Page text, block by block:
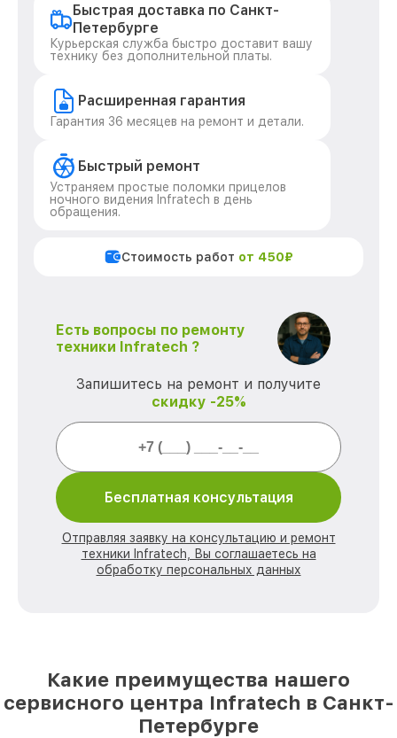
Быстрая доставка по Санкт-
Петербурге
Курьерская служба быстро доставит вашу
технику без дополнительной платы.
Расширенная гарантия
Гарантия 36 месяцев на ремонт и детали.
Быстрый ремонт
Устраняем простые поломки прицелов
ночного видения Infratech в день
обращения.
Стоимость работ от 450₽
Есть вопросы по ремонту
техники Infratech ?
Запишитесь на ремонт и получите
скидку -25%
Бесплатная консультация
Отправляя заявку на консультацию и ремонт
техники Infratech, Вы соглашаетесь на
обработку персональных данных
Какие преимущества нашего
сервисного центра Infratech в Санкт-
Петербурге